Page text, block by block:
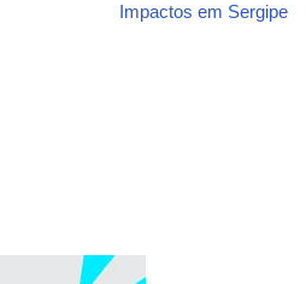
Impactos em Sergipe